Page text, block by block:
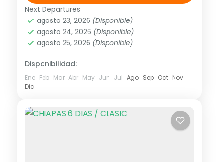
de Agua Azul, Cascadas de Misol-Ha,
Zona...
América,México
1 Personas
Next Departures
agosto 23, 2026 (Disponible)
agosto 24, 2026 (Disponible)
agosto 25, 2026 (Disponible)
Disponibilidad:
Ene Feb Mar Abr May Jun Jul Ago Sep Oct Nov
Dic